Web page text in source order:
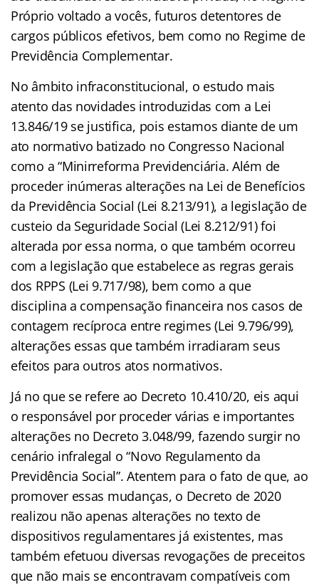
Próprio voltado a vocês, futuros detentores de
cargos públicos efetivos, bem como no Regime de
Previdência Complementar.
No âmbito infraconstitucional, o estudo mais
atento das novidades introduzidas com a Lei
13.846/19 se justifica, pois estamos diante de um
ato normativo batizado no Congresso Nacional
como a “Minirreforma Previdenciária. Além de
proceder inúmeras alterações na Lei de Benefícios
da Previdência Social (Lei 8.213/91), a legislação de
custeio da Seguridade Social (Lei 8.212/91) foi
alterada por essa norma, o que também ocorreu
com a legislação que estabelece as regras gerais
dos RPPS (Lei 9.717/98), bem como a que
disciplina a compensação financeira nos casos de
contagem recíproca entre regimes (Lei 9.796/99),
alterações essas que também irradiaram seus
efeitos para outros atos normativos.
Já no que se refere ao Decreto 10.410/20, eis aqui
o responsável por proceder várias e importantes
alterações no Decreto 3.048/99, fazendo surgir no
cenário infralegal o “Novo Regulamento da
Previdência Social”. Atentem para o fato de que, ao
promover essas mudanças, o Decreto de 2020
realizou não apenas alterações no texto de
dispositivos regulamentares já existentes, mas
também efetuou diversas revogações de preceitos
que não mais se encontravam compatíveis com